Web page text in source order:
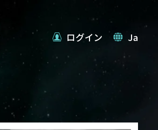
ログイン Ja